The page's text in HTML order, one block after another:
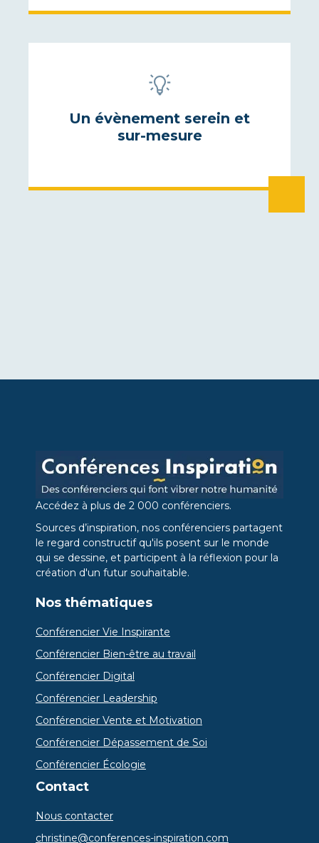
Un évènement serein et
sur-mesure
Accédez à plus de 2 000 conférenciers.
Sources d’inspiration, nos conférenciers partagent
le regard constructif qu'ils posent sur le monde
qui se dessine, et participent à la réflexion pour la
création d'un futur souhaitable.
Nos thématiques
Conférencier Vie Inspirante
Conférencier Bien-être au travail
Conférencier Digital
Conférencier Leadership
Conférencier Vente et Motivation
Conférencier Dépassement de Soi
Conférencier Écologie
Contact
Nous contacter
christine@conferences-inspiration.com